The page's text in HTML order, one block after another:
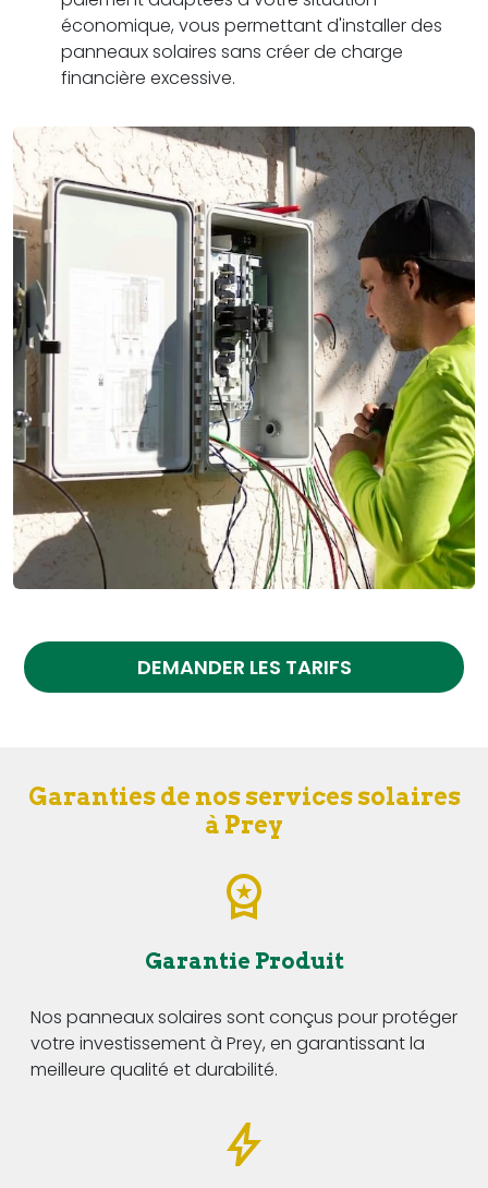
économique, vous permettant d'installer des
panneaux solaires sans créer de charge
financière excessive.
DEMANDER LES TARIFS
Garanties de nos services solaires
à Prey
Garantie Produit
Nos panneaux solaires sont conçus pour protéger
votre investissement à Prey, en garantissant la
meilleure qualité et durabilité.